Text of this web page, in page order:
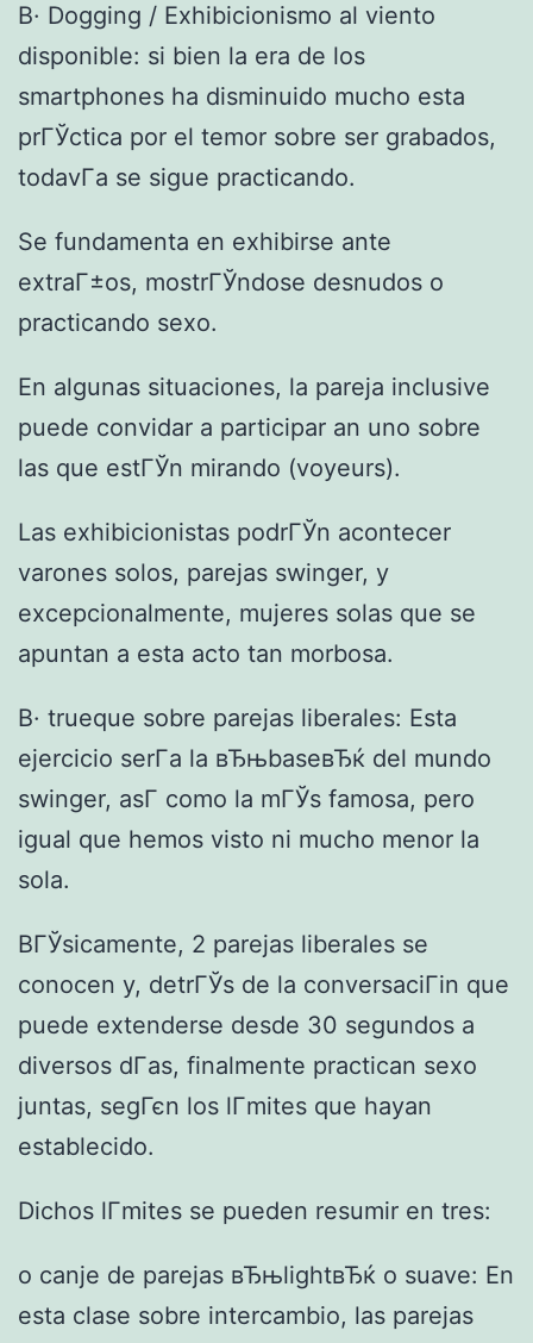
В· Dogging / Exhibicionismo al viento
disponible: si bien la era de los
smartphones ha disminuido mucho esta
prГЎctica por el temor sobre ser grabados,
todavГ­a se sigue practicando.
Se fundamenta en exhibirse ante
extraГ±os, mostrГЎndose desnudos o
practicando sexo.
En algunas situaciones, la pareja inclusive
puede convidar a participar an uno sobre
las que estГЎn mirando (voyeurs).
Las exhibicionistas podrГЎn acontecer
varones solos, parejas swinger, y
excepcionalmente, mujeres solas que se
apuntan a esta acto tan morbosa.
В· trueque sobre parejas liberales: Esta
ejercicio serГ­a la вЂњbaseвЂќ del mundo
swinger, asГ­ como la mГЎs famosa, pero
igual que hemos visto ni mucho menor la
sola.
BГЎsicamente, 2 parejas liberales se
conocen y, detrГЎs de la conversaciГіn que
puede extenderse desde 30 segundos a
diversos dГ­as, finalmente practican sexo
juntas, segГєn los lГ­mites que hayan
establecido.
Dichos lГ­mites se pueden resumir en tres:
o canje de parejas вЂњlightвЂќ o suave: En
esta clase sobre intercambio, las parejas